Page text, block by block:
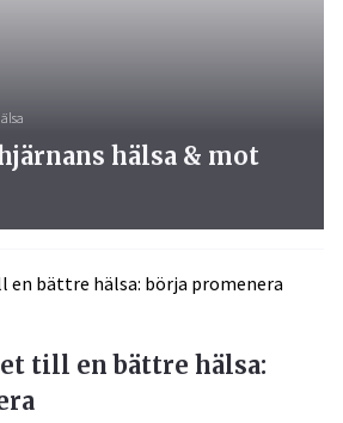
till en bättre hälsa:
hälsa & mot